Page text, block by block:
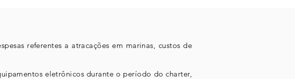
referentes a atracações em marinas, custos de
eletrônicos durante o período do charter,